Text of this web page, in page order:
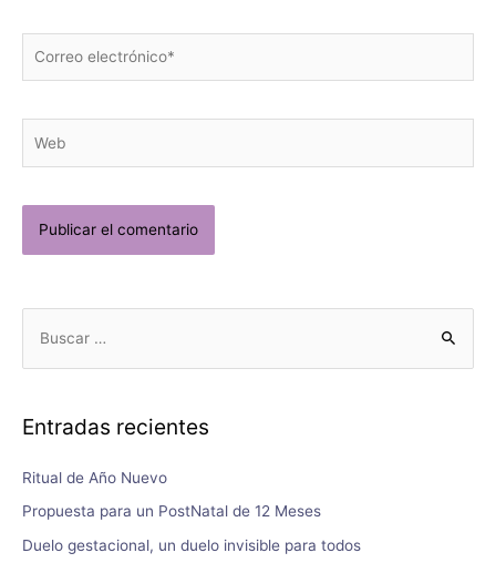
Entradas recientes
Ritual de Año Nuevo
Propuesta para un PostNatal de 12 Meses
Duelo gestacional, un duelo invisible para todos